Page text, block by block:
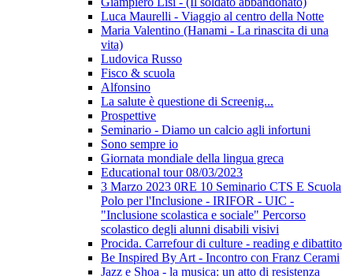
Luca Maurelli - Viaggio al centro della Notte
Maria Valentino (Hanami - La rinascita di una
vita)
Ludovica Russo
Fisco & scuola
Alfonsino
La salute è questione di Screenig...
Prospettive
Seminario - Diamo un calcio agli infortuni
Sono sempre io
Giornata mondiale della lingua greca
Educational tour 08/03/2023
3 Marzo 2023 0RE 10 Seminario CTS E Scuola
Polo per l'Inclusione - IRIFOR - UIC -
"Inclusione scolastica e sociale" Percorso
scolastico degli alunni disabili visivi
Procida. Carrefour di culture - reading e dibattito
Be Inspired By Art - Incontro con Franz Cerami
Jazz e Shoa - la musica: un atto di resistenza